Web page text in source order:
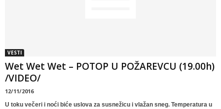
VESTI
Wet Wet Wet – POTOP U POŽAREVCU (19.00h)
/VIDEO/
12/11/2016
U toku večeri i noći biće uslova za susnežicu i vlažan sneg. Temperatura u